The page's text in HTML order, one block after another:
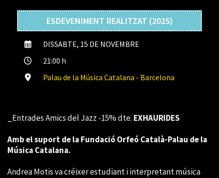
ESDEVENIMENT REALITZAT (2025)
DISSABTE, 15 DE NOVEMBRE
21:00 h
Palau de la Música Catalana - Barcelona
_Entrades Amics del Jazz -15% dte. EXHAURIDES
Amb el suport de la Fundació Orfeó Català-Palau de la
Música Catalana.
Andrea Motis va créixer estudiant i interpretant música